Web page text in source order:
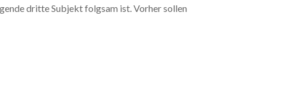
dritte Subjekt folgsam ist. Vorher sollen